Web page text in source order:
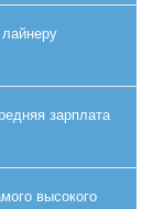
зарплата
высокого